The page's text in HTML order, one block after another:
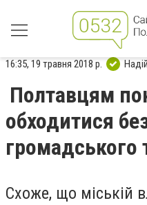
16:35, 19 травня 2018 р.
Полтавцям
обходитися
громадського
Схожe, що міській